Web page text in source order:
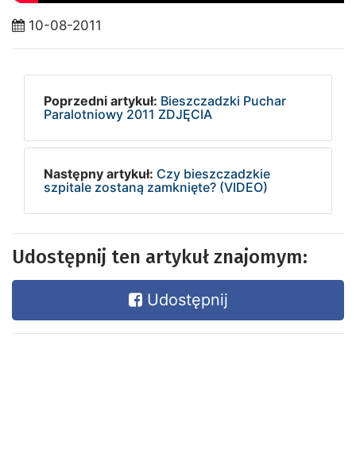
10-08-2011
Poprzedni artykuł: Bieszczadzki Puchar
Paralotniowy 2011 ZDJĘCIA
Następny artykuł: Czy bieszczadzkie
szpitale zostaną zamknięte? (VIDEO)
Udostępnij ten artykuł znajomym:
Udostępnij